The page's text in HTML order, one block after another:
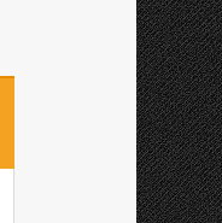
Сальник (MS 15)